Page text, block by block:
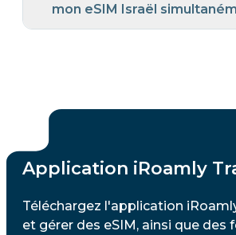
mon eSIM Israël
Application iRoamly
Téléchargez l'application
et gérer des eSIM, ainsi que des